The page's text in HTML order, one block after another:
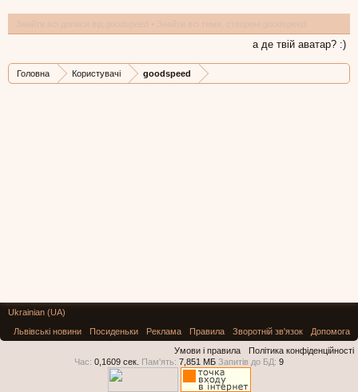
а де твій аватар? :)
Головна Користувачі goodspeed
Ukrainian (UA)
Львівські новини
Посиденьки Реклама Правила Зворотній зв'язок
Допомога
Умови і правила
Політика конфіденційності
Час: 0,1609 сек. Пам'ять: 7,851 МБ Запитів до БД: 9